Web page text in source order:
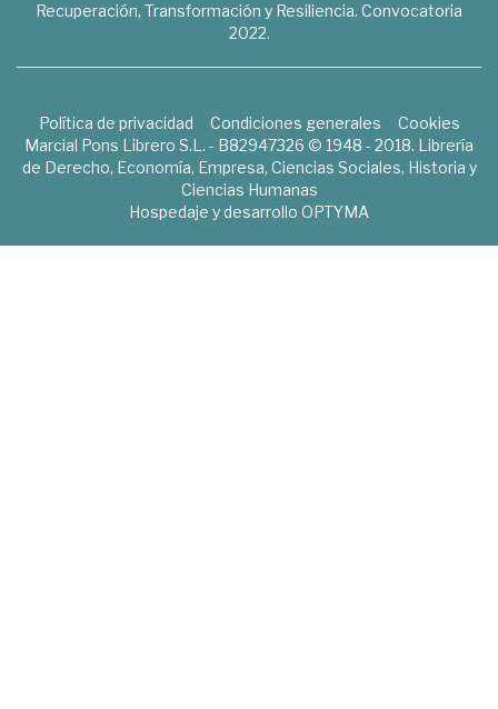
Recuperación, Transformación y Resiliencia. Convocatoria
2022.
Política de privacidad Condiciones generales
Cookies
Marcial Pons Librero S.L. - B82947326 © 1948 - 2018. Librería
de Derecho, Economía, Empresa, Ciencias Sociales, Historia y
Ciencias Humanas
Hospedaje y desarrollo OPTYMA